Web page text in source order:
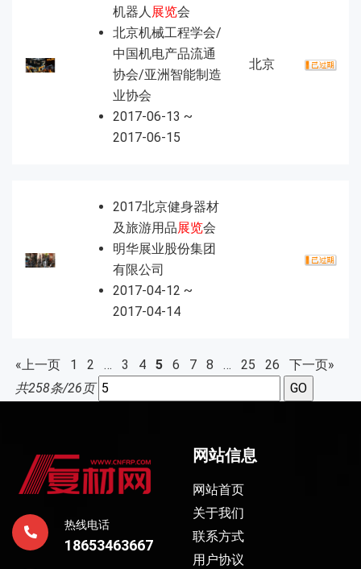
机器人展览会
北京机械工程学会/
中国机电产品流通
协会/亚洲智能制造
业协会
2017-06-13 ~
2017-06-15
北京
2017北京健身器材
及旅游用品展览会
明华展业股份集团
有限公司
2017-04-12 ~
2017-04-14
«上一页 1 2 … 3 4 5 6 7 8 … 25 26
下一页»
共258条/26页
热线电话
18653463667
网站信息
网站首页
关于我们
联系方式
用户协议